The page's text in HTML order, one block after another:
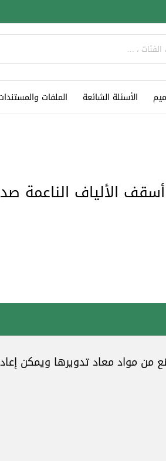
الأسئلة الشائعة الملفات
الألياف الناعمة
من مواد معاد تدويرها ويمكن